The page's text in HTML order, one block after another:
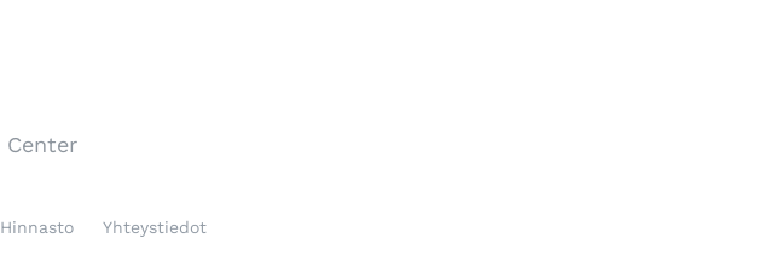
Hinnasto Yhteystiedot